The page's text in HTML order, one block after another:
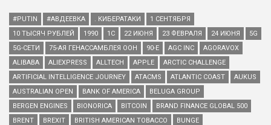
#PUTIN #АВДЕЕВКА . КИБЕРАТАКИ
1 СЕНТЯБРЯ
10 ТЫСЯЧ РУБЛЕЙ
1990 1С 22 ИЮНЯ 23 ФЕВРАЛЯ 24 ИЮНЯ
5G
5G-СЕТИ
75-АЯ ГЕНАССАМБЛЕЯ ООН 90-Е AGC INC
AGORAVOX
ALIBABA
ALIEXPRESS ALLTECH APPLE
ARCTIC CHALLENGE
ARTIFICIAL INTELLIGENCE JOURNEY
ATACMS ATLANTIC COAST
AUKUS
AUSTRALIAN OPEN
BANK OF AMERICA
BELUGA GROUP
BERGEN ENGINES
BIONORICA BITCOIN
BRAND FINANCE GLOBAL 500
BRENT
BREXIT BRITISH AMERICAN TOBACCO
BUNGE